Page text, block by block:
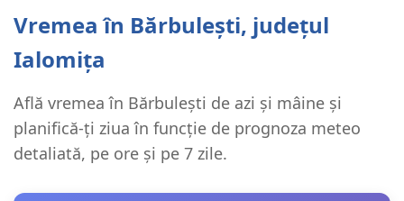
Vremea în Bărbulești, județul
Ialomița
Află vremea în Bărbulești de azi și mâine și
planifică-ți ziua în funcție de prognoza meteo
detaliată, pe ore și pe 7 zile.